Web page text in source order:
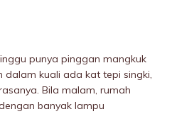
punya pinggan mangkuk
dalam kuali ada kat tepi singki,
Bila malam, rumah
banyak lampu